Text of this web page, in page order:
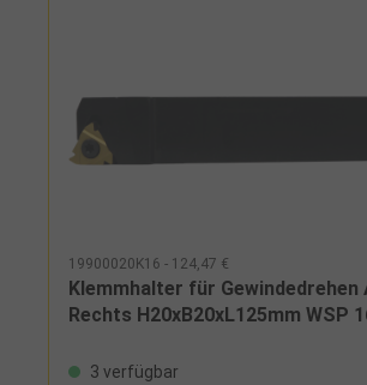
19900020K16 - 124,47 €
Klemmhalter für Gewindedrehen
Rechts H20xB20xL125mm WSP
3 verfügbar